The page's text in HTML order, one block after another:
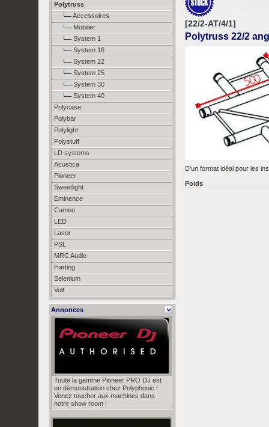
Polytruss
Accessoires
Mobilier
System 1
System 16
System 22
System 25
System 30
System 40
Polycase
Polybar
Polylight
Polystuff
LD systems
Acustica
Pioneer
Sweetlight
Eminence
Cameo
LED
Laser
PSL
MRC Audio
Harting
Selenium
Volt
Annonces
Toute la gamme Pioneer PRO DJ est
en démonstration chez Polyphonic !
Venez toucher aux machines dans
notre show room !
[22/2-AT/4/1]
Polytruss 22/2
D'un format idéal pour les
Poids